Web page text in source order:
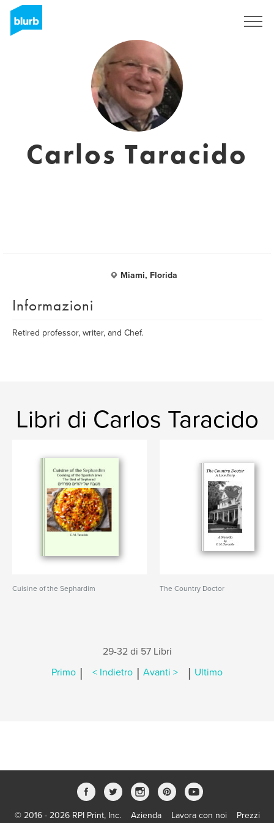
Carlos Taracido
Miami, Florida
Informazioni
Retired professor, writer, and Chef.
Libri di Carlos Taracido
Cuisine of the Sephardim The Country Doctor
29-32 di 57 Libri
Primo | < Indietro | Avanti > | Ultimo
© 2016 - 2026 RPI Print, Inc. Azienda Lavora con noi Prezzi